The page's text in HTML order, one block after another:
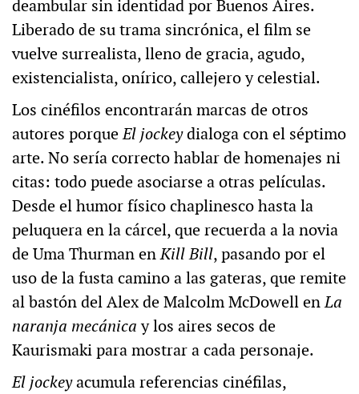
deambular sin identidad por Buenos Aires.
Liberado de su trama sincrónica, el film se
vuelve surrealista, lleno de gracia, agudo,
existencialista, onírico, callejero y celestial.
Los cinéfilos encontrarán marcas de otros
autores porqueEl jockeydialoga con el séptimo
arte. No sería correcto hablar de homenajes ni
citas: todo puede asociarse a otras películas.
Desde el humor físico chaplinesco hasta la
peluquera en la cárcel, que recuerda a la novia
de Uma Thurman enKill Bill, pasando por el
uso de la fusta camino a las gateras, que remite
al bastón del Alex de Malcolm McDowell enLa
naranja mecánicay los aires secos de
Kaurismaki para mostrar a cada personaje.
El jockeyacumula referencias cinéfilas,